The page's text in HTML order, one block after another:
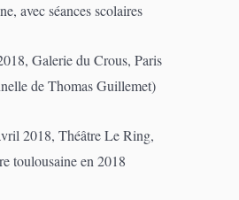
avec séances scolaires
Galerie du Crous, Paris
de Thomas Guillemet)
2018, Théâtre Le Ring,
toulousaine en 2018